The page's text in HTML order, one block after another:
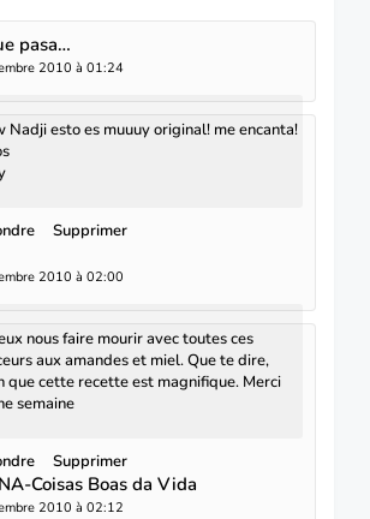
pasa…
2010 à 01:24
Nadji esto es muuuy original! me encanta!
Supprimer
2010 à 02:00
nous faire mourir avec toutes ces
aux amandes et miel. Que te dire,
que cette recette est magnifique. Merci
semaine
Supprimer
Coisas Boas da Vida
2010 à 02:12